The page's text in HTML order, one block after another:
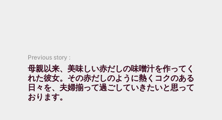
Previous story :
母親以来、美味しい赤だしの味噌汁を作ってく
れた彼女。その赤だしのように熱くコクのある
日々を、夫婦揃って過ごしていきたいと思って
おります。